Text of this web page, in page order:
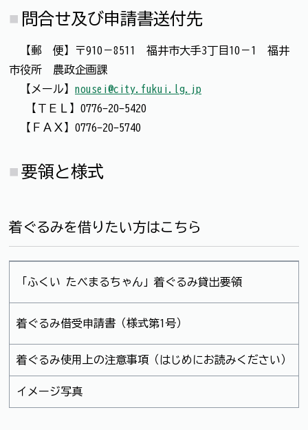
問合せ及び申請書送付先
【郵 便】〒910－8511 福井市大手3丁目10－1 福井
市役所 農政企画課
【メール】 nousei@city.fukui.lg.jp
【ＴＥＬ】0776-20-5420
【ＦＡＸ】0776-20-5740
要領と様式
着ぐるみを借りたい方はこちら
「ふくい たべまるちゃん」着ぐるみ貸出要領
着ぐるみ借受申請書（様式第1号）
着ぐるみ使用上の注意事項（はじめにお読みください）
イメージ写真